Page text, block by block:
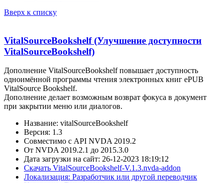
Вверх к списку
VitalSourceBookshelf (Улучшение доступности
VitalSourceBookshelf)
Дополнение VitalSourceBookshelf повышает доступность
одноимённой программы чтения электронных книг ePUB
VitalSource Bookshelf.
Дополнение делает возможным возврат фокуса в документ
при закрытии меню или диалогов.
Название: vitalSourceBookshelf
Версия: 1.3
Совместимо с API NVDA 2019.2
От NVDA 2019.2.1 до 2015.3.0
Дата загрузки на сайт: 26-12-2023 18:19:12
Скачать VitalSourceBookshelf-V.1.3.nvda-addon
Локализация: Разработчик или другой переводчик